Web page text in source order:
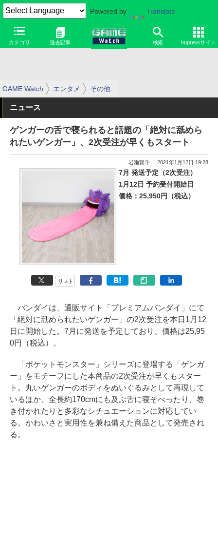
Powered by Translate
カテゴリ 過去記事 検索 Impressサイト
GAME Watch エンタメ その他
ニュース
ゲンガーの舌で寝られると話題の「絶対に舐めら
れたいゲンガー」、2次受注が早くもスタート
岩瀬賢斗 2021年1月12日 19:28
7月 発送予定（2次受注）
1月12日 予約受付開始日
価格：25,950円（税込）
リスト
バンダイは、通販サイト「プレミアムバンダイ」にて
「絶対に舐められたいゲンガー」の2次受注を本日1月12
日に開始した。7月に発送を予定しており、価格は25,95
0円（税込）。
「ポケットモンスター」シリーズに登場する「ゲンガ
ー」をモチーフにした本商品の2次受注が早くもスター
ト。丸いゲンガーのボディをぬいぐるみとして再現して
いるほか、全長約170cmにも及ぶ舌に寝そべったり、巻
き付かれたりと多彩なシチュエーションに対応してい
る。かわいさと実用性を兼ね備えた商品として発売され
る。